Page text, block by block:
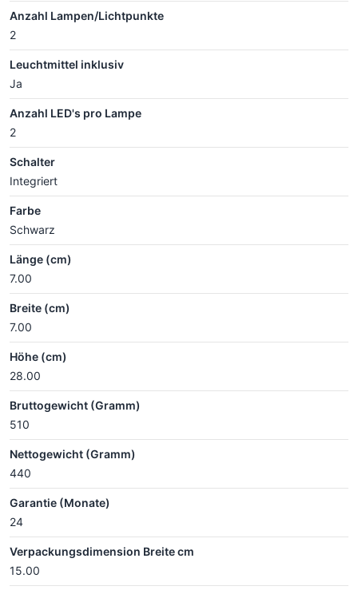
Anzahl Lampen/Lichtpunkte
2
Leuchtmittel inklusiv
Ja
Anzahl LED's pro Lampe
2
Schalter
Integriert
Farbe
Schwarz
Länge (cm)
7.00
Breite (cm)
7.00
Höhe (cm)
28.00
Bruttogewicht (Gramm)
510
Nettogewicht (Gramm)
440
Garantie (Monate)
24
Verpackungsdimension Breite cm
15.00